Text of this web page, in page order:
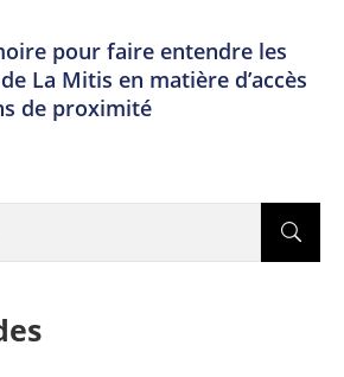
pour faire entendre les
La Mitis en matière d’accès
de proximité